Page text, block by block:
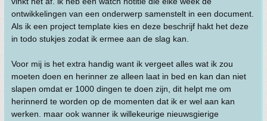
ontwikkelingen van een onderwerp samenstelt in een document.
Als ik een project template kies en deze beschrijf hakt het deze
in todo stukjes zodat ik ermee aan de slag kan.
Voor mij is het extra handig want ik vergeet alles wat ik zou
moeten doen en herinner ze alleen laat in bed en kan dan niet
slapen omdat er 1000 dingen te doen zijn, dit helpt me om
herinnerd te worden op de momenten dat ik er wel aan kan
werken. maar ook wanner ik willekeurige nieuwsgierige